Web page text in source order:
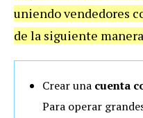
uniendo vendedores
de la siguiente
Crear una cuenta
Para operar